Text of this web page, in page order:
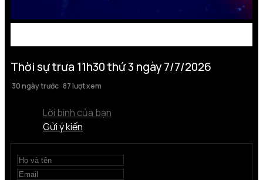
Thời sự trưa 11h30 thứ 3 ngày 7/7/2026
30 ngày trước 87 lượt xem
Lời bình của bạn
Gửi ý kiến